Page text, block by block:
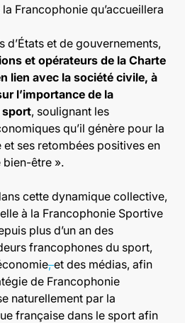
Francophonie qu’accueillera
d’États et de gouvernements,
et opérateurs de la Charte
lien avec la société civile, à
l’importance de la
sport, soulignant les
qu’il génère pour la
ses retombées positives en
bien-être ».
cette dynamique collective,
à la Francophonie Sportive
plus d’un an des
francophones du sport,
,et des médias, afin
de Francophonie
naturellement par la
française dans le sport afin